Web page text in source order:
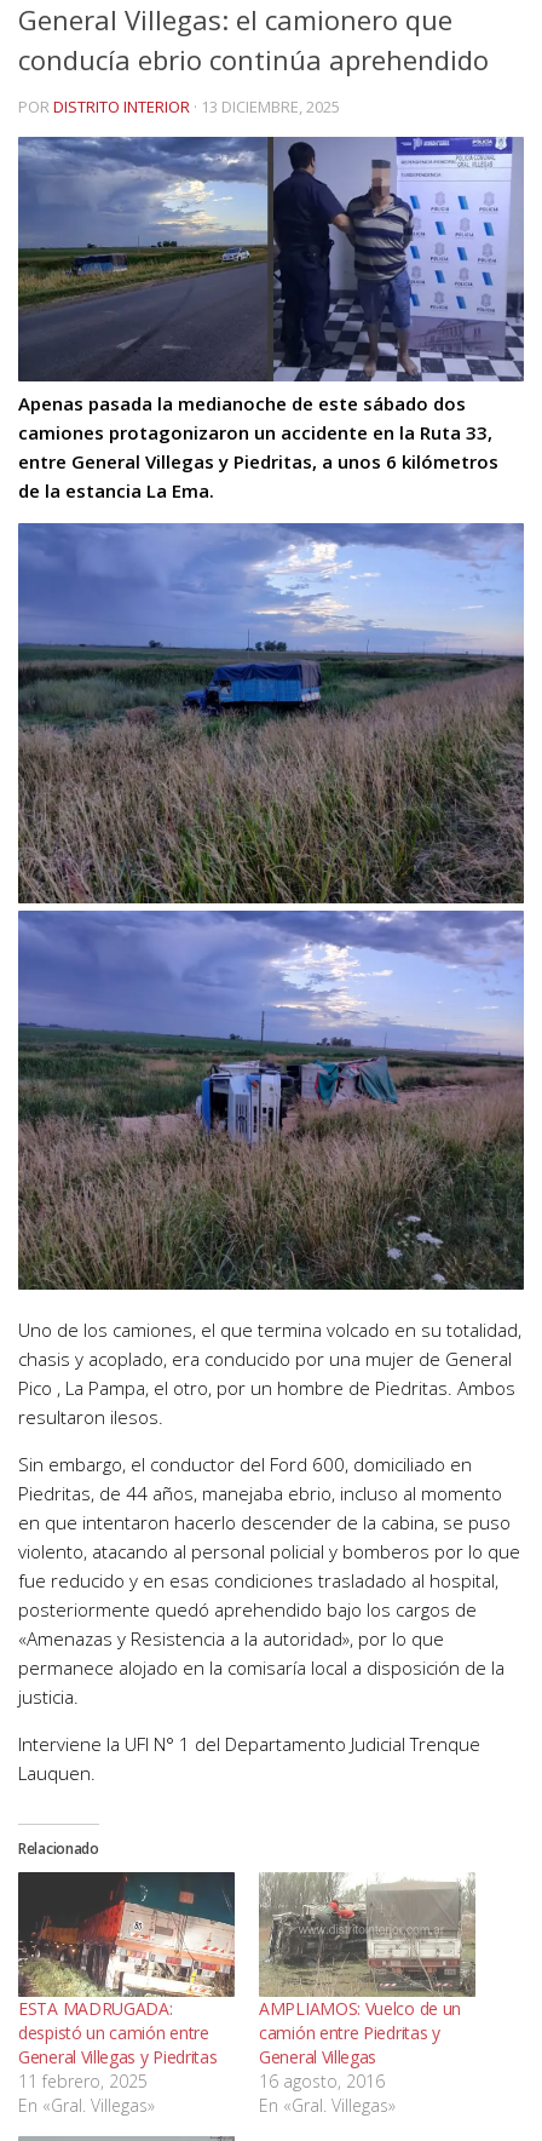
General Villegas: el camionero que
conducía ebrio continúa aprehendido
PORDISTRITO INTERIOR · 13 DICIEMBRE, 2025
Apenas pasada la medianoche de este sábado dos
camiones protagonizaron un accidente en la Ruta 33,
entre General Villegas y Piedritas, a unos 6 kilómetros
de la estancia La Ema.
Uno de los camiones, el que termina volcado en su totalidad,
chasis y acoplado, era conducido por una mujer de General
Pico , La Pampa, el otro, por un hombre de Piedritas. Ambos
resultaron ilesos.
Sin embargo, el conductor del Ford 600, domiciliado en
Piedritas, de 44 años, manejaba ebrio, incluso al momento
en que intentaron hacerlo descender de la cabina, se puso
violento, atacando al personal policial y bomberos por lo que
fue reducido y en esas condiciones trasladado al hospital,
posteriormente quedó aprehendido bajo los cargos de
«Amenazas y Resistencia a la autoridad», por lo que
permanece alojado en la comisaría local a disposición de la
justicia.
Interviene la UFI N° 1 del Departamento Judicial Trenque
Lauquen.
Relacionado
ESTA MADRUGADA:
despistó un camión entre
General Villegas y Piedritas
11 febrero, 2025
En «Gral. Villegas»
AMPLIAMOS: Vuelco de un
camión entre Piedritas y
General Villegas
16 agosto, 2016
En «Gral. Villegas»